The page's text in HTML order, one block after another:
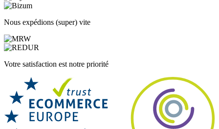
Nous expédions (super) vite
Votre satisfaction est notre priorité